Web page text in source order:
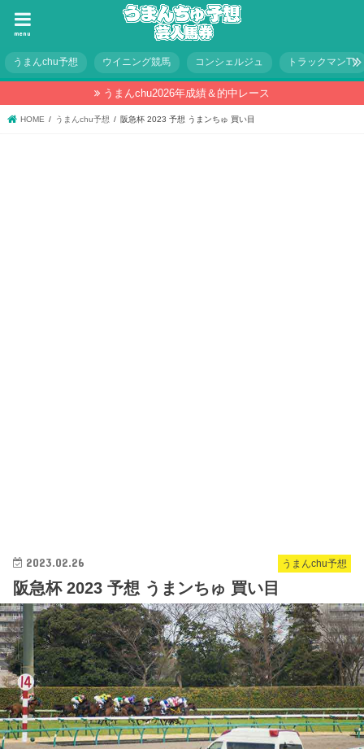
menu
うまんchu予想 ウイニング競馬 コンシェルジュ トラックマンTV
うまんchu2026年成績＆的中レース
HOME うまんchu予想 阪急杯 2023 予想 うまンちゅ 買い目
うまんchu予想
2023.02.26
阪急杯 2023 予想 うまンちゅ 買い目